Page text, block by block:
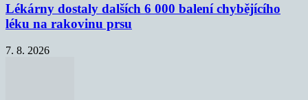
Lékárny dostaly dalších 6 000 balení chybějícího
léku na rakovinu prsu
7. 8. 2026